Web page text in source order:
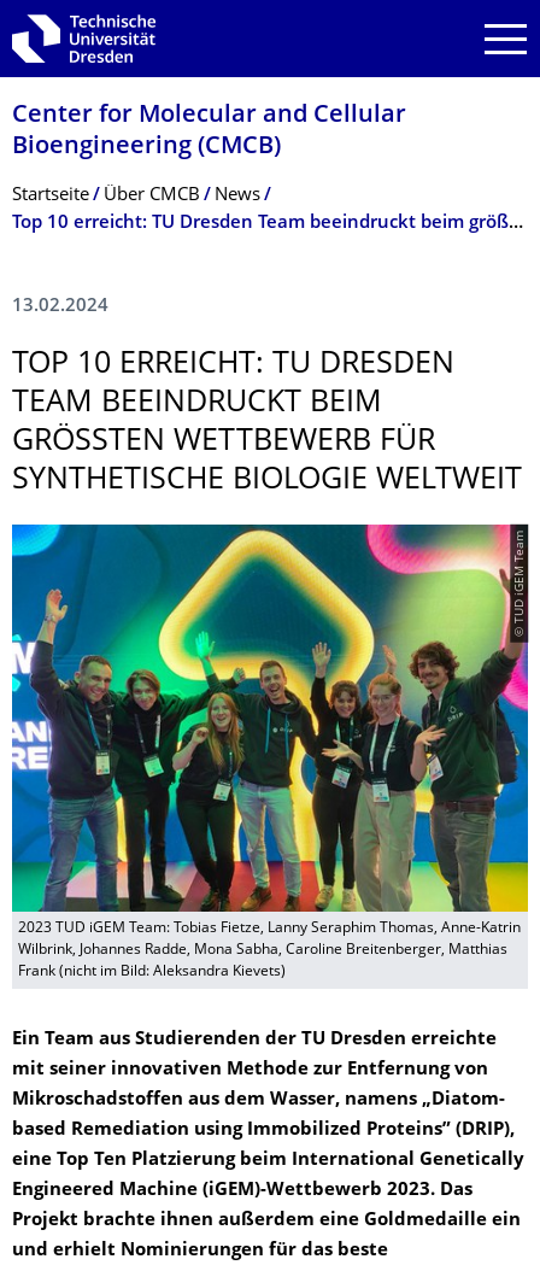
Zur Hauptnavigation springen
Zur Suche springen
Zum Inhalt springen
Center for Molecular and Cellular
Bioengineering (CMCB)
Breadcrumb-Menü
Startseite Über CMCB
News
Top 10 erreicht: TU Dresden Team beeindruckt beim größten Wettbewerb für Synthetische Biologie weltweit
13.02.2024
TOP 10 ERREICHT: TU DRESDEN
TEAM BEEINDRUCKT BEIM
GRÖSSTEN WETTBEWERB FÜR S
YNTHETISCHE BIOLOGIE WELTWEIT
© TUD iGEM Team
2023 TUD iGEM Team: Tobias Fietze, Lanny Seraphim Thomas, Anne-Katrin
Wilbrink, Johannes Radde, Mona Sabha, Caroline Breitenberger, Matthias
Frank (nicht im Bild: Aleksandra Kievets)
Ein Team aus Studierenden der TU Dresden erreichte
mit seiner innovativen Methode zur Entfernung von
Mikroschadstoffen aus dem Wasser, namens „Diatom-
based Remediation using Immobilized Proteins” (DRIP),
eine Top Ten Platzierung beim International Genetically
Engineered Machine (iGEM)-Wettbewerb 2023. Das
Projekt brachte ihnen außerdem eine Goldmedaille ein
und erhielt Nominierungen für das beste